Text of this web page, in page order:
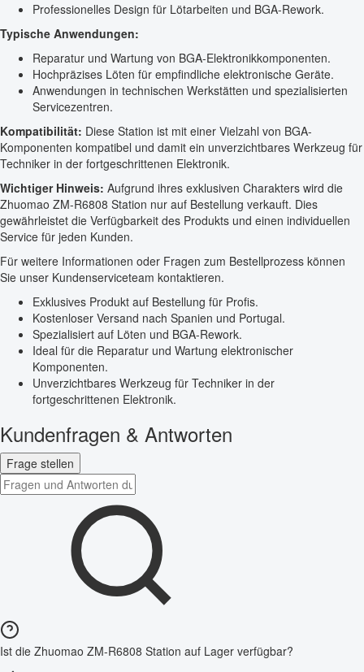
Professionelles Design für Lötarbeiten und BGA-Rework.
Typische Anwendungen:
Reparatur und Wartung von BGA-Elektronikkomponenten.
Hochpräzises Löten für empfindliche elektronische Geräte.
Anwendungen in technischen Werkstätten und spezialisierten
Servicezentren.
Kompatibilität: Diese Station ist mit einer Vielzahl von BGA-
Komponenten kompatibel und damit ein unverzichtbares Werkzeug für
Techniker in der fortgeschrittenen Elektronik.
Wichtiger Hinweis: Aufgrund ihres exklusiven Charakters wird die
Zhuomao ZM-R6808 Station nur auf Bestellung verkauft. Dies
gewährleistet die Verfügbarkeit des Produkts und einen individuellen
Service für jeden Kunden.
Für weitere Informationen oder Fragen zum Bestellprozess können
Sie unser Kundenserviceteam kontaktieren.
Exklusives Produkt auf Bestellung für Profis.
Kostenloser Versand nach Spanien und Portugal.
Spezialisiert auf Löten und BGA-Rework.
Ideal für die Reparatur und Wartung elektronischer
Komponenten.
Unverzichtbares Werkzeug für Techniker in der
fortgeschrittenen Elektronik.
Kundenfragen & Antworten
Frage stellen
Ist die Zhuomao ZM-R6808 Station auf Lager verfügbar?